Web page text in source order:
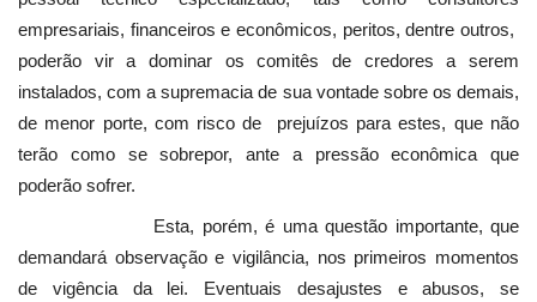
empresariais, financeiros e econômicos, peritos, dentre outros,
poderão vir a dominar os comitês de credores a serem
instalados, com a supremacia de sua vontade sobre os demais,
de menor porte, com risco de prejuízos para estes, que não
terão como se sobrepor, ante a pressão econômica que
poderão sofrer.
Esta, porém, é uma questão importante, que
demandará observação e vigilância, nos primeiros momentos
de vigência da lei. Eventuais desajustes e abusos, se